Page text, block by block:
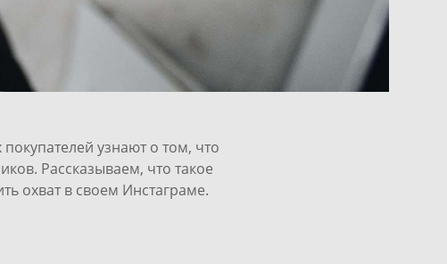
узнают о том, что
Рассказываем, что такое
охват в своем Инстаграме.